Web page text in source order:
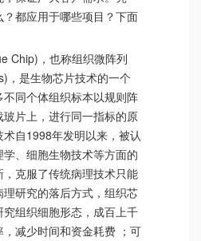
都应用于哪些项目？下面
Chip)，也称组织微阵列
，是生物芯片技术的一个
同个体组织标本以规则阵
片上，进行同一指标的原
自1998年发明以来，被认
、细胞生物技术等方面的
克服了传统病理技术只能
研究的落后方式，组织芯
究组织细胞形态，成百上千
减少时间和资金耗费 ；可